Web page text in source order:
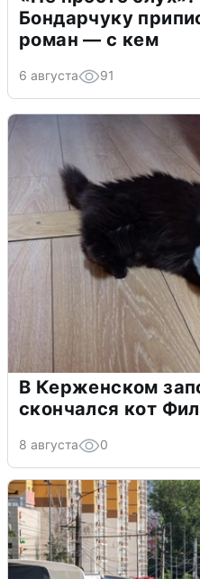
Бондарчуку
роман — с кем
6 августа 91
В Керженском
скончался кот
8 августа 0